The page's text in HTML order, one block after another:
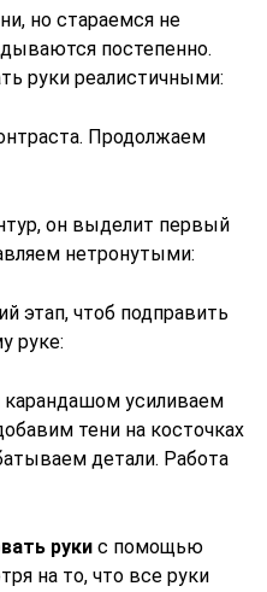
но стараемся не
постепенно.
руки реалистичными:
Продолжаем
он выделит первый
нетронутыми:
этап, чтоб подправить
руке:
усиливаем
тени на косточках
детали. Работа
руки с помощью
на то, что все руки